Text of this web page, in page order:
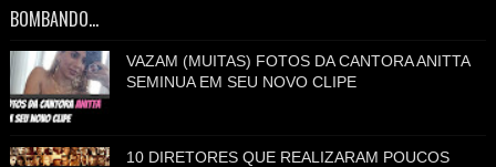
BOMBANDO...
VAZAM (MUITAS) FOTOS DA CANTORA ANITTA
SEMINUA EM SEU NOVO CLIPE
10 DIRETORES QUE REALIZARAM POUCOS